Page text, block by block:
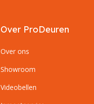
Over ProDeuren
Over ons
Showroom
Videobellen